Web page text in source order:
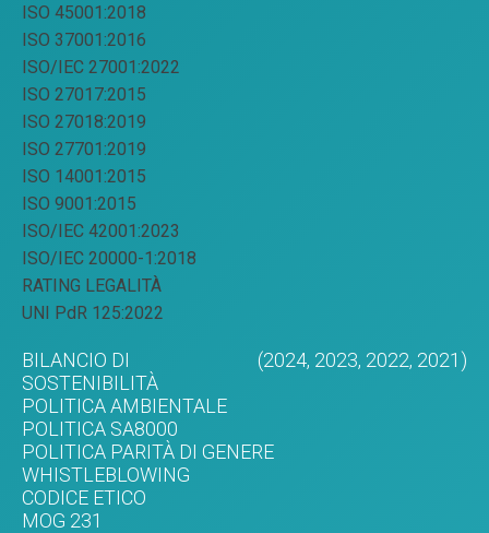
ISO 45001:2018
ISO 37001:2016
ISO/IEC 27001:2022
ISO 27017:2015
ISO 27018:2019
ISO 27701:2019
ISO 14001:2015
ISO 9001:2015
ISO/IEC 42001:2023
ISO/IEC 20000-1:2018
RATING LEGALITÀ
UNI PdR 125:2022
BILANCIO DI
SOSTENIBILITÀ
(2024, 2023, 2022, 2021)
POLITICA AMBIENTALE
POLITICA SA8000
POLITICA PARITÀ DI GENERE
WHISTLEBLOWING
CODICE ETICO
MOG 231